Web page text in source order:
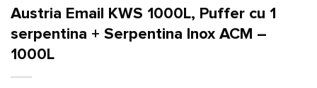
Austria Email KWS 1000L, Puffer cu 1
serpentina + Serpentina Inox ACM –
1000L